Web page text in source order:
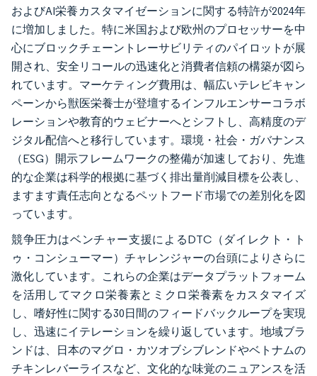
およびAI栄養カスタマイゼーションに関する特許が2024年
に増加しました。特に米国および欧州のプロセッサーを中
心にブロックチェーントレーサビリティのパイロットが展
開され、安全リコールの迅速化と消費者信頼の構築が図ら
れています。マーケティング費用は、幅広いテレビキャン
ペーンから獣医栄養士が登壇するインフルエンサーコラボ
レーションや教育的ウェビナーへとシフトし、高精度のデ
ジタル配信へと移行しています。環境・社会・ガバナンス
（ESG）開示フレームワークの整備が加速しており、先進
的な企業は科学的根拠に基づく排出量削減目標を公表し、
ますます責任志向となるペットフード市場での差別化を図
っています。
競争圧力はベンチャー支援によるDTC（ダイレクト・ト
ゥ・コンシューマー）チャレンジャーの台頭によりさらに
激化しています。これらの企業はデータプラットフォーム
を活用してマクロ栄養素とミクロ栄養素をカスタマイズ
し、嗜好性に関する30日間のフィードバックループを実現
し、迅速にイテレーションを繰り返しています。地域ブラ
ンドは、日本のマグロ・カツオブシブレンドやベトナムの
チキンレバーライスなど、文化的な味覚のニュアンスを活